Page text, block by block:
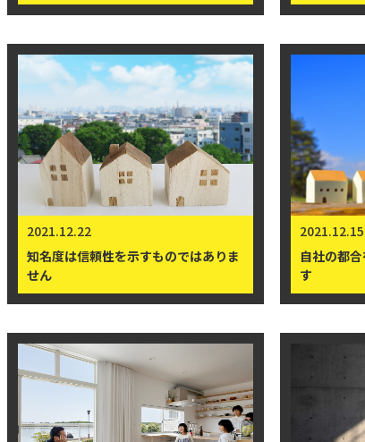
2021.12.27
年末年始休業のお知らせ（2021
年-2022年）
2021.12.27
敷地の磁力
ましょう